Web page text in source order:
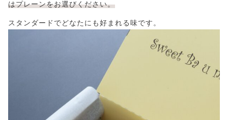
はプレーンをお選びください。
スタンダードでどなたにも好まれる味です。
ブログ
ギフトボックス
価格帯